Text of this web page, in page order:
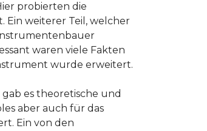
probierten die
Ein weiterer Teil, welcher
waren viele Fakten
wurde erweitert.
es theoretische und
aber auch für das
Ein von den